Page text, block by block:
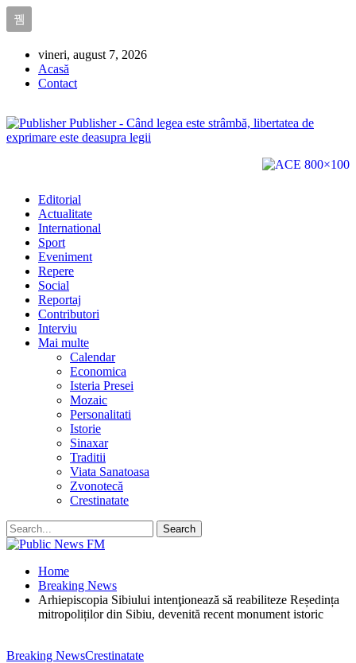
vineri, august 7, 2026
Acasă
Contact
Publisher - Când legea este strâmbă, libertatea de
exprimare este deasupra legii
Editorial
Actualitate
International
Sport
Eveniment
Repere
Social
Reportaj
Contributori
Interviu
Mai multe
Calendar
Economica
Isteria Presei
Mozaic
Personalitati
Istorie
Sinaxar
Traditii
Viata Sanatoasa
Zvonotecă
Crestinatate
Home
Breaking News
Arhiepiscopia Sibiului intenţionează să reabiliteze Reședința
mitropoliților din Sibiu, devenită recent monument istoric
Breaking NewsCrestinatate